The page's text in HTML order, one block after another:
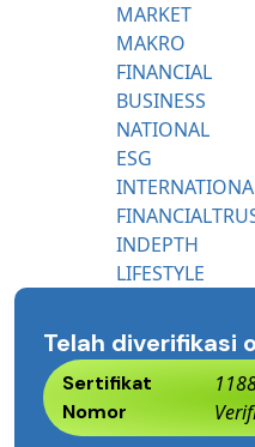
MARKET
MAKRO
FINANCIAL
BUSINESS
NATIONAL
ESG
INDEPTH
LIFESTYLE
Telah diverifikasi
Sertifikat
Nomor